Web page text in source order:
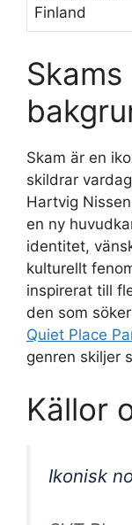
Finland
Skam är en
skildrar
Hartvig
en ny
identitet,
kulturellt
inspirerat till
den som
Quiet Place
genren skiljer
Källor
Ikonisk